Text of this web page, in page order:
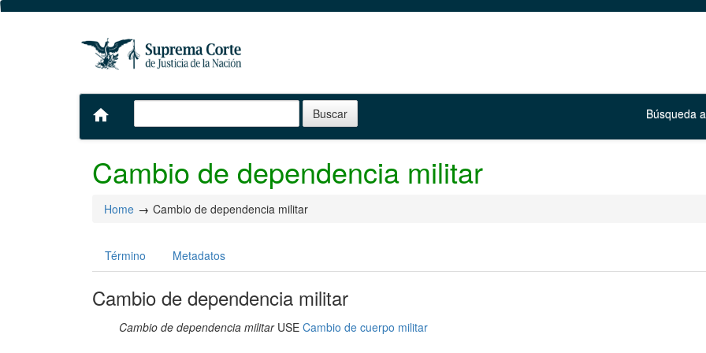
home Búsqueda
Cambio de dependencia militar
Home Cambio de dependencia militar
Término Metadatos
Cambio de dependencia militar
Cambio de dependencia militarUSECambio de cuerpo militar